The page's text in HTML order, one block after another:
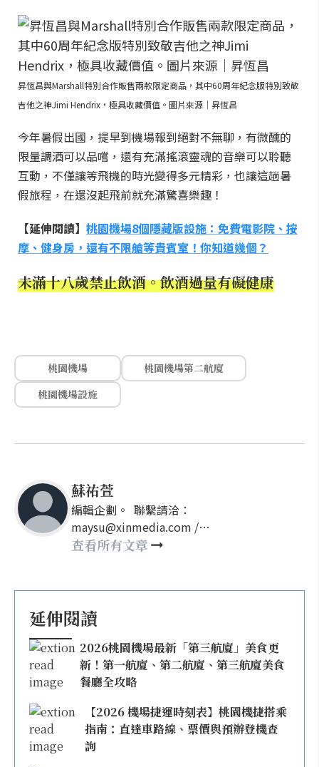
昇恆昌與Marshall特別合作販售兩款限定商品，其中60周年紀念版特別致敬
吉他之神Jimi Hendrix，極具收藏價值。圖片來源｜昇恆昌
今年暑假出國，提早到機場報到絕對不無聊，有微醺的
限量調酒可以品嚐，還有充滿搖滾靈魂的音樂可以聆聽
互動，不僅讓等飛機的時光變得多元精彩，也讓這趟暑
假旅程，在還沒起飛前就充滿驚喜樂趣！
【延伸閱讀】 桃園機場8個隱藏版設施：免費電影院、按
摩、健身房，還有不限艙等貴賓室！你知道幾個？
未滿十八歲禁止飲酒。飲酒過量有礙健康
桃園機場
桃園機場第二航廈
桃園機場設施
蘇祐萱
編輯企劃。 聯繫請洽：
maysu@xinmedia.com /
may860527@gmail.com
查看所有文章
延伸閱讀
2026桃園機場最新「第三航廈」美食更
新！第一航廈、第二航廈、第三航廈美食
餐廳全攻略
【2026 機場捷運時刻表】桃園機捷搭乘
指南：直達車路線、票價與預辦登機查
詢